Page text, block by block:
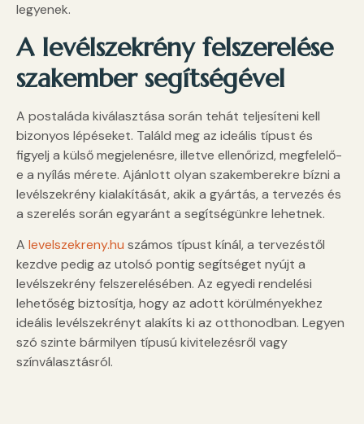
legyenek.
A levélszekrény felszerelése
szakember segítségével
A postaláda kiválasztása során tehát teljesíteni kell
bizonyos lépéseket. Találd meg az ideális típust és
figyelj a külső megjelenésre, illetve ellenőrizd, megfelelő-
e a nyílás mérete. Ajánlott olyan szakemberekre bízni a
levélszekrény kialakítását, akik a gyártás, a tervezés és
a szerelés során egyaránt a segítségünkre lehetnek.
A levelszekreny.hu számos típust kínál, a tervezéstől
kezdve pedig az utolsó pontig segítséget nyújt a
levélszekrény felszerelésében. Az egyedi rendelési
lehetőség biztosítja, hogy az adott körülményekhez
ideális levélszekrényt alakíts ki az otthonodban. Legyen
szó szinte bármilyen típusú kivitelezésről vagy
színválasztásról.